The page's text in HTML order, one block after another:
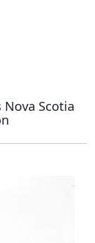
Scotia